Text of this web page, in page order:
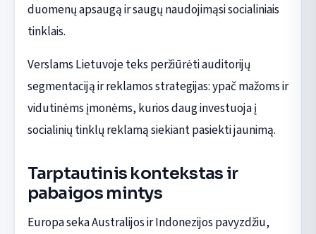
duomenų apsaugą ir saugų naudojimąsi socialiniais
tinklais.
Verslams Lietuvoje teks peržiūrėti auditorijų
segmentaciją ir reklamos strategijas: ypač mažoms ir
vidutinėms įmonėms, kurios daug investuoja į
socialinių tinklų reklamą siekiant pasiekti jaunimą.
Tarptautinis kontekstas ir
pabaigos mintys
Europa seka Australijos ir Indonezijos pavyzdžiu,